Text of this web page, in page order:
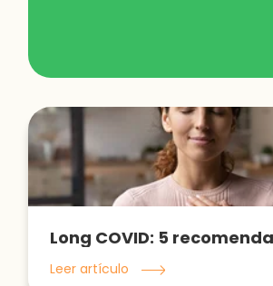
Leer artículo